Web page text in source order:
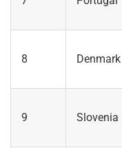
8 Denmark
9 Slovenia